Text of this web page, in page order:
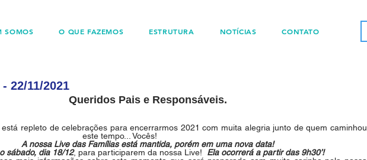
SOMOS O QUE FAZEMOS ESTRUTURA NOTÍCIAS CONTATO
22/11/2021
Queridos Pais e Responsáveis.
repleto de celebrações para encerrarmos 2021 com muita alegria junto de quem caminhou
este tempo... Vocês!
A nossa Live das Famílias está mantida, porém em uma nova data!
o sábado, dia 18/12, para participarem da nossa Live! Ela ocorrerá a partir das 9h30’!